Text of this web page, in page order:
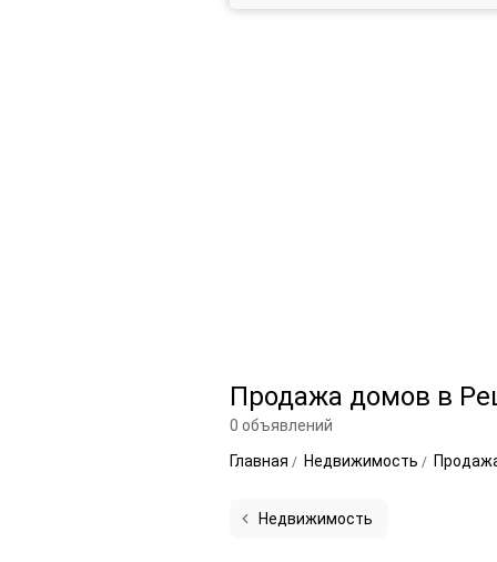
Продажа домов в
0 объявлений
Главная
Недвижимость
Недвижимость